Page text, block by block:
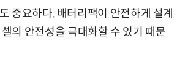
중요하다. 배터리팩이 안전하게 설계
의 안전성을 극대화할 수 있기 때문